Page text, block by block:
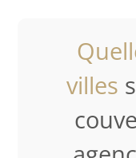
villes